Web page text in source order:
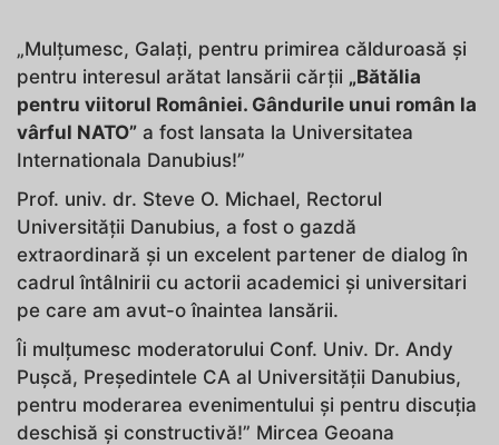
„Mulțumesc, Galați, pentru primirea călduroasă și
pentru interesul arătat lansării cărții „Bătălia
pentru viitorul României. Gândurile unui român la
vârful NATO” a fost lansata la Universitatea
Internationala Danubius!”
Prof. univ. dr. Steve O. Michael, Rectorul
Universității Danubius, a fost o gazdă
extraordinară și un excelent partener de dialog în
cadrul întâlnirii cu actorii academici și universitari
pe care am avut-o înaintea lansării.
Îi mulțumesc moderatorului Conf. Univ. Dr. Andy
Pușcă, Președintele CA al Universității Danubius,
pentru moderarea evenimentului și pentru discuția
deschisă și constructivă!” Mircea Geoana